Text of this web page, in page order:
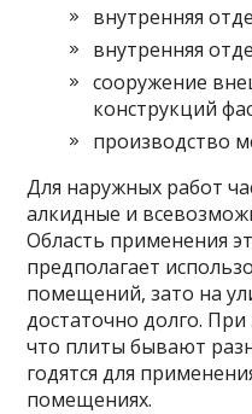
внутренняя
внутренняя
сооружение
конструкций
производство
Для наружных работ
алкидные и
Область применения
предполагает
помещений, зато на
достаточно долго.
что плиты бывают
годятся для
помещениях.